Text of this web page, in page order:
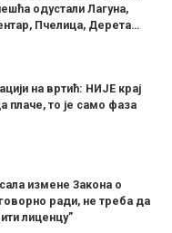
одустали Лагуна,
Пчелица, Дерета…
на вртић: НИЈЕ крај
плаче, то је само фаза
измене Закона о
ради, не треба да
лиценцу”